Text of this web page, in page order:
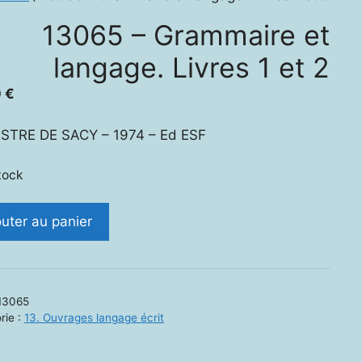
13065 – Grammaire et
langage. Livres 1 et 2
€
DE SACY – 1974 – Ed ESF
au panier
: 13. Ouvrages langage écrit